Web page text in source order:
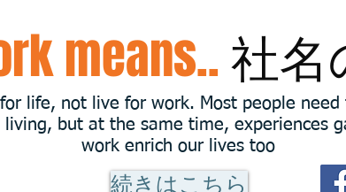
means..社名
life, not live for work. Most people need
living, but at the same time, experiences
work enrich our lives too
続きはこちら